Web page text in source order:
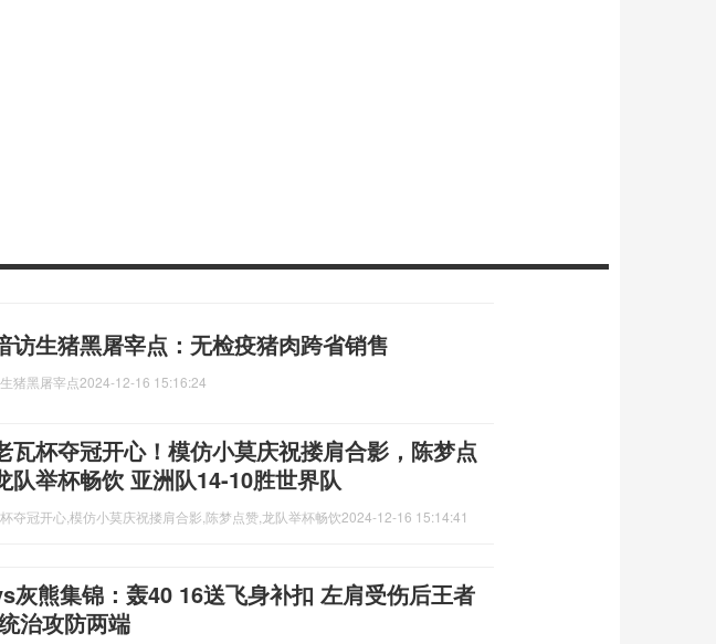
访生猪黑屠宰点：无检疫猪肉跨省销售
猪黑屠宰点2024-12-16 15:16:24
瓦杯夺冠开心！模仿小莫庆祝搂肩合影，陈梦点
队举杯畅饮 亚洲队14-10胜世界队
夺冠开心,模仿小莫庆祝搂肩合影,陈梦点赞,龙队举杯畅饮2024-12-16 15:14:41
灰熊集锦：轰40 16送飞身补扣 左肩受伤后王者
治攻防两端